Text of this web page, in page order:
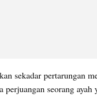
sekadar pertarungan
perjuangan seorang ayah